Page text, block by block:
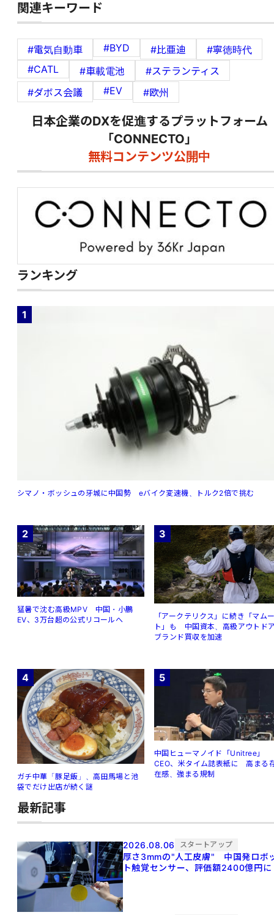
関連キーワード
#電気自動車 #BYD #比亜迪
#寧徳時代
#CATL
#車載電池
#ステランティス
#ダボス会議
#EV #欧州
日本企業のDXを促進するプラットフォーム
「CONNECTO」
無料コンテンツ公開中
ランキング
1
シマノ・ボッシュの牙城に中国勢 eバイク変速機、トルク2倍で挑む
2
猛暑で沈む高級MPV 中国・小鵬
EV、3万台超の公式リコールへ
3
「アークテリクス」に続き「マム
ト」も 中国資本、高級アウトド
ブランド買収を加速
4
ガチ中華「豚足飯」、高田馬場と池
袋でだけ出店が続く謎
5
中国ヒューマノイド「Unitree」
CEO、米タイム誌表紙に 高まる
在感、強まる規制
最新記事
2026.08.06 スタートアップ
厚さ3mmの"人工皮膚" 中国発ロボ
ト触覚センサー、評価額2400億円に